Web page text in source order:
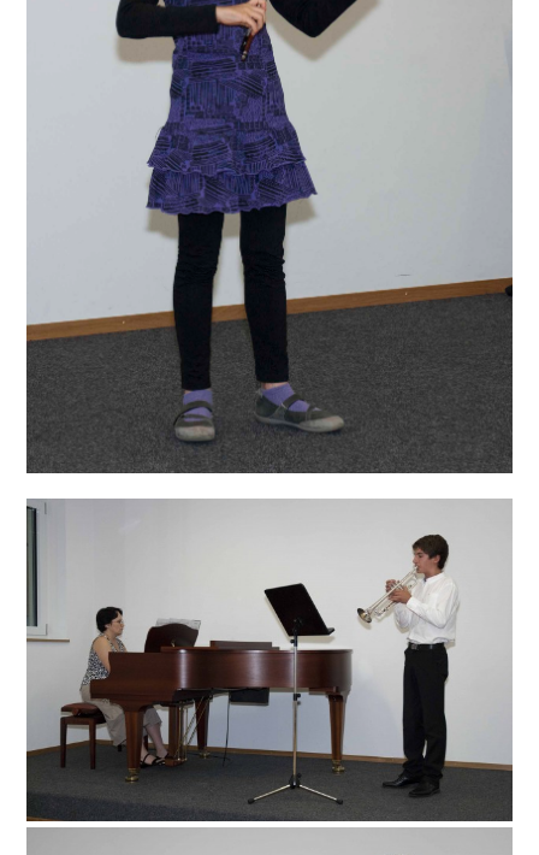
ZUM UNTERRICHTSANTRAG
ZUR UMMELDUNG
Vertrag widerrufen/kündigen
Ihre Daten werden zu Ihrer Sicherheit ausschließlich verschlüsselt mit
einer gesichterten SSL-Verbindung übertragen!